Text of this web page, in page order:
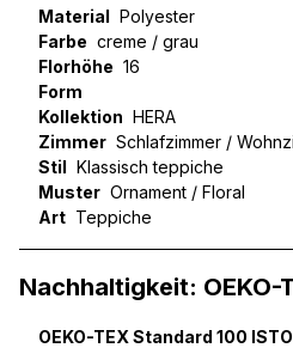
Material Polyester
Farbe creme / grau
Florhöhe 16
Form
Kollektion HERA
Zimmer Schlafzimmer /
Stil Klassisch teppiche
Muster Ornament / Floral
Art Teppiche
Nachhaltigkeit: OEKO-
OEKO-TEX Standard 100